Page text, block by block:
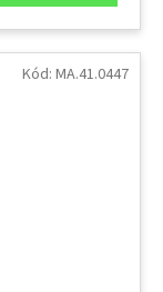
Kód: MA.41.0447